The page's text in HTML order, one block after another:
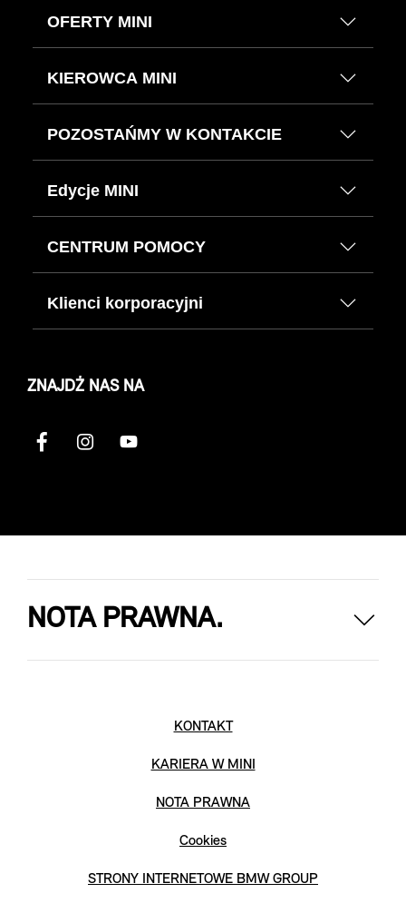
OFERTY MINI
KIEROWCA MINI
POZOSTAŃMY W KONTAKCIE
Edycje MINI
CENTRUM POMOCY
Klienci korporacyjni
ZNAJDŹ NAS NA
NOTA PRAWNA.
KONTAKT
KARIERA W MINI
NOTA PRAWNA
Cookies
STRONY INTERNETOWE BMW GROUP